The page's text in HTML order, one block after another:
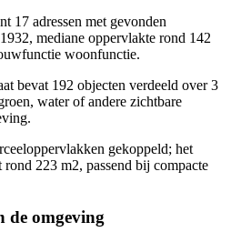
17 adressen met gevonden
mediane oppervlakte rond 142
woonfunctie.
bevat 192 objecten verdeeld over 3
water of andere zichtbare
gekoppeld; het
223 m2, passend bij compacte
de omgeving